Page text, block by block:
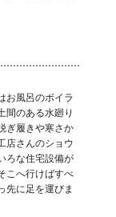
お風呂のボイラ
間のある水廻り
ぎ履きや寒さか
店さんのショウ
ろな住宅設備が
こへ行けばすべ
先に足を運びま